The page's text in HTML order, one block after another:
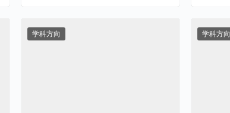
学科方向 学科方向